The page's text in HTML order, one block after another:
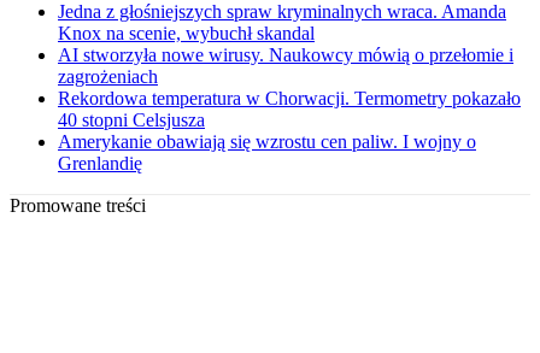
Jedna z głośniejszych spraw kryminalnych wraca. Amanda
Knox na scenie, wybuchł skandal
AI stworzyła nowe wirusy. Naukowcy mówią o przełomie i
zagrożeniach
Rekordowa temperatura w Chorwacji. Termometry pokazało
40 stopni Celsjusza
Amerykanie obawiają się wzrostu cen paliw. I wojny o
Grenlandię
Promowane treści